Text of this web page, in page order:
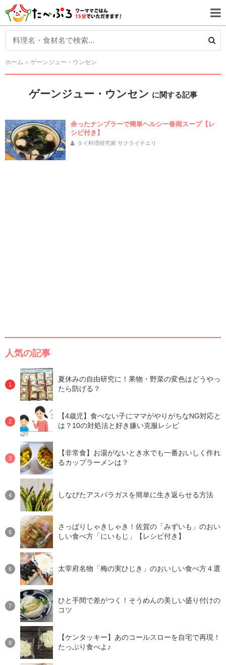
ホーム ゲーンジュー・ウンセン
ゲーンジュー・ウンセン に関する記事
余ったナンプラーで簡単ヘルシー春雨スープ【レ
シピ付き】
タイ料理研究家 サクライチエリ
人気の記事
夏休みの自由研究に！果物・野菜の変色はどうやっ
たら防げる？
【4歳児】食べない子にママがやりがちなNG対応と
は？10の対処法と好き嫌い克服レシピ
【非常食】お湯がないとき水でも一番おいしく作れ
るカップラーメンは？
しなびたアスパラガスを簡単に生き返らせる方法
さっぱりしゃきしゃき！佐賀の「みずいも」のおい
しい食べ方「にいもじ」【レシピ付き】
太宰府名物「梅の実ひじき」のおいしい食べ方４選
ひと手間で差がつく！そうめんの美しい盛り付けの
コツ
【ケンタッキー】あのコールスローを自宅で再現！
たっぷり食べよ♪